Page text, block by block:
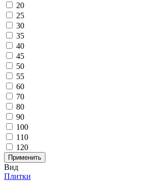
20
25
30
35
40
45
50
55
60
70
80
90
100
110
120
Применить
Вид
Плитки